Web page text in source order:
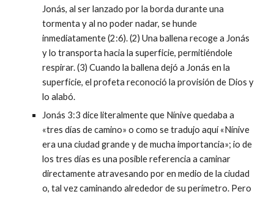
Jonás, al ser lanzado por la borda durante una
tormenta y al no poder nadar, se hunde
inmediatamente (2:6). (2) Una ballena recoge a Jonás
y lo transporta hacia la superficie, permitiéndole
respirar. (3) Cuando la ballena dejó a Jonás en la
superficie, el profeta reconoció la provisión de Dios y
lo alabó.
Jonás 3:3 dice literalmente que Nínive quedaba a
«tres días de camino» o como se tradujo aquí «Nínive
era una ciudad grande y de mucha importancia»; io de
los tres días es una posible referencia a caminar
directamente atravesando por en medio de la ciudad
o, tal vez caminando alrededor de su perímetro. Pero